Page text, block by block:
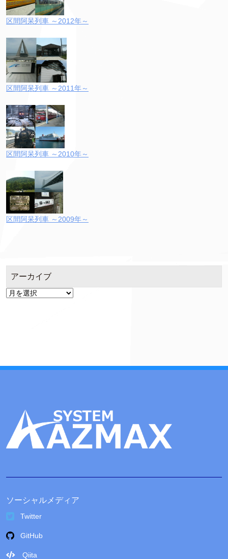
区間阿呆列車 ～2012年～
区間阿呆列車 ～2011年～
区間阿呆列車 ～2010年～
区間阿呆列車 ～2009年～
アーカイブ
ア
ソーシャルメディア
Twitter
GitHub
Qiita